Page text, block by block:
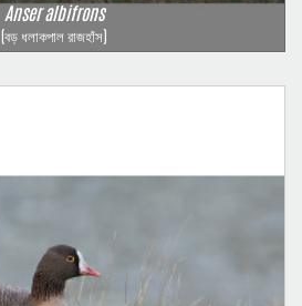
Anser albifrons
(বড় ধলাকপাল রাজহাঁস)